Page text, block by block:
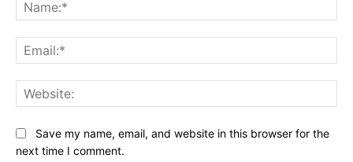
Save my name, email, and website in this browser for the
next time I comment.